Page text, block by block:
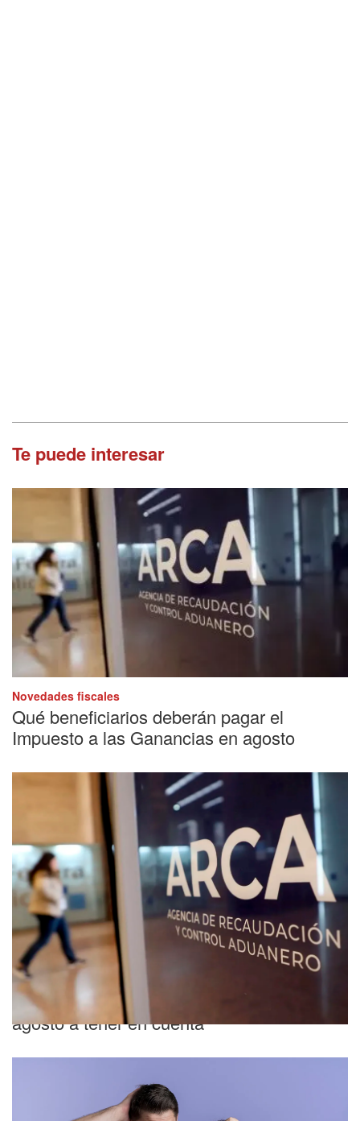
Te puede interesar
Novedades fiscales
Qué beneficiarios deberán pagar el
Impuesto a las Ganancias en agosto
Novedades fiscales
ARCA: cuáles son las fechas clave de
agosto a tener en cuenta